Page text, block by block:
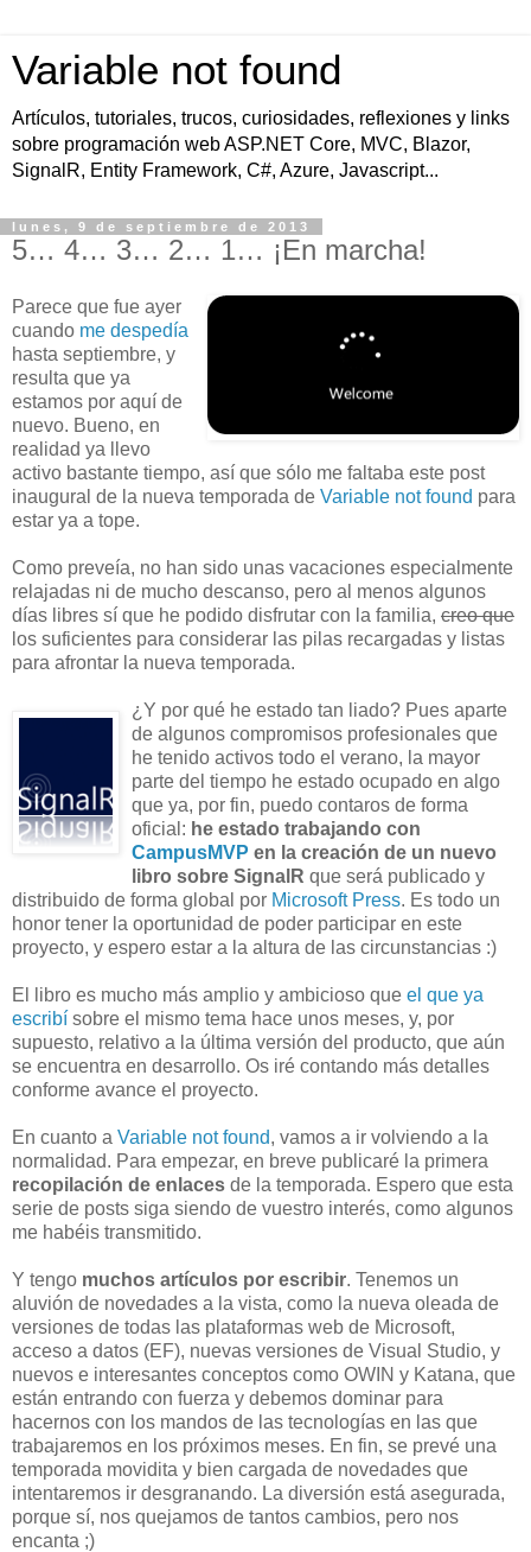
Variable not found
Artículos, tutoriales, trucos, curiosidades, reflexiones y links
sobre programación web ASP.NET Core, MVC, Blazor,
SignalR, Entity Framework, C#, Azure, Javascript...
lunes, 9 de septiembre de 2013
5… 4… 3… 2… 1… ¡En marcha!
Parece que fue ayer
cuando me despedía
hasta septiembre, y
resulta que ya
estamos por aquí de
nuevo. Bueno, en
realidad ya llevo
activo bastante tiempo, así que sólo me faltaba este post
inaugural de la nueva temporada de Variable not found para
estar ya a tope.
Como preveía, no han sido unas vacaciones especialmente
relajadas ni de mucho descanso, pero al menos algunos
días libres sí que he podido disfrutar con la familia, creo que
los suficientes para considerar las pilas recargadas y listas
para afrontar la nueva temporada.
¿Y por qué he estado tan liado? Pues aparte
de algunos compromisos profesionales que
he tenido activos todo el verano, la mayor
parte del tiempo he estado ocupado en algo
que ya, por fin, puedo contaros de forma
oficial: he estado trabajando con
CampusMVP en la creación de un nuevo
libro sobre SignalR que será publicado y
distribuido de forma global por Microsoft Press. Es todo un
honor tener la oportunidad de poder participar en este
proyecto, y espero estar a la altura de las circunstancias :)
El libro es mucho más amplio y ambicioso que el que ya
escribí sobre el mismo tema hace unos meses, y, por
supuesto, relativo a la última versión del producto, que aún
se encuentra en desarrollo. Os iré contando más detalles
conforme avance el proyecto.
En cuanto a Variable not found, vamos a ir volviendo a la
normalidad. Para empezar, en breve publicaré la primera
recopilación de enlaces de la temporada. Espero que esta
serie de posts siga siendo de vuestro interés, como algunos
me habéis transmitido.
Y tengo muchos artículos por escribir. Tenemos un
aluvión de novedades a la vista, como la nueva oleada de
versiones de todas las plataformas web de Microsoft,
acceso a datos (EF), nuevas versiones de Visual Studio, y
nuevos e interesantes conceptos como OWIN y Katana, que
están entrando con fuerza y debemos dominar para
hacernos con los mandos de las tecnologías en las que
trabajaremos en los próximos meses. En fin, se prevé una
temporada movidita y bien cargada de novedades que
intentaremos ir desgranando. La diversión está asegurada,
porque sí, nos quejamos de tantos cambios, pero nos
encanta ;)